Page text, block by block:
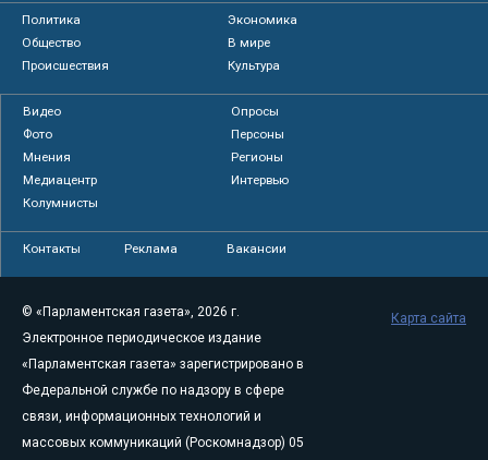
Политика
Экономика
Общество
В мире
Происшествия
Культура
Видео
Опросы
Фото
Персоны
Мнения
Регионы
Медиацентр
Интервью
Колумнисты
Контакты Реклама Вакансии
© «Парламентская газета», 2026 г.
Электронное периодическое издание
«Парламентская газета» зарегистрировано в
Федеральной службе по надзору в сфере
связи, информационных технологий и
массовых коммуникаций (Роскомнадзор) 05
Карта сайта